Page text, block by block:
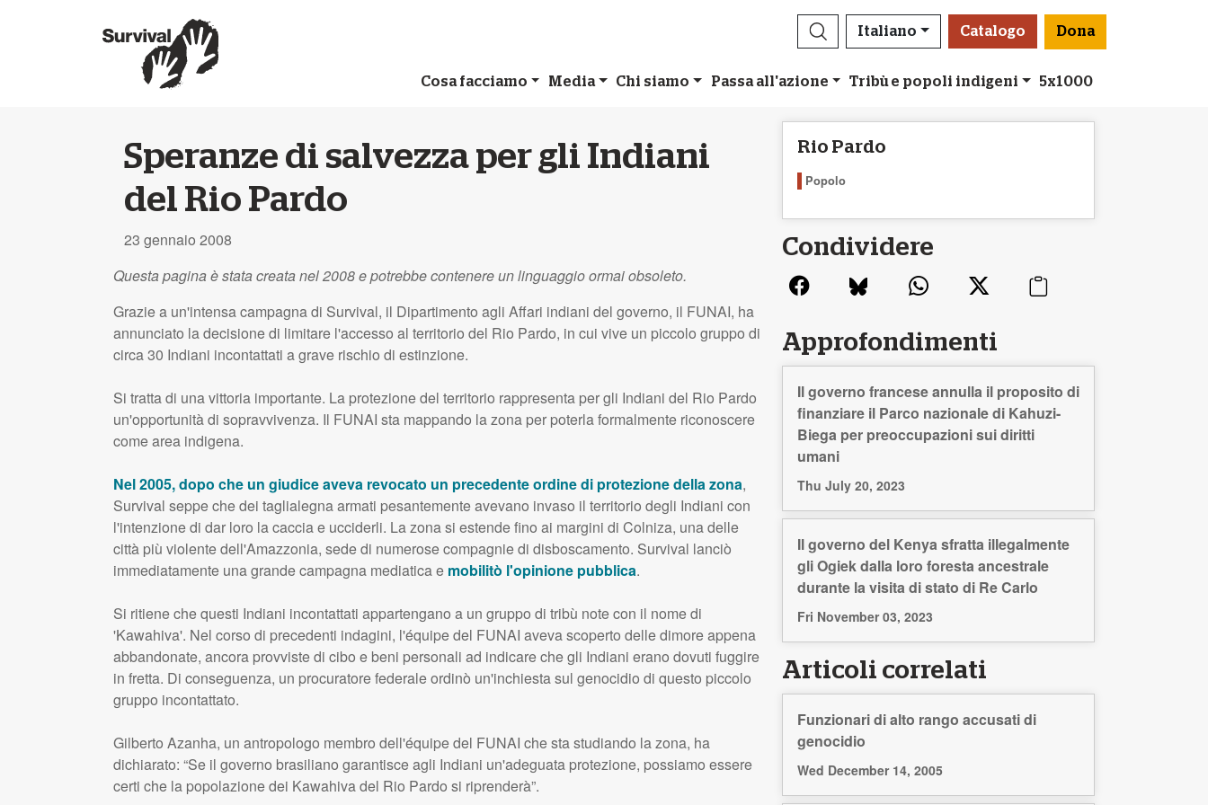
Italiano Catalogo Dona
Cosa facciamo Media Chi siamo Passa all'azione Tribù e popoli indigeni 5x1000
Speranze di salvezza per gli Indiani
del Rio Pardo
23 gennaio 2008
Questa pagina è stata creata nel 2008 e potrebbe contenere un linguaggio ormai obsoleto.
Grazie a un'intensa campagna di Survival, il Dipartimento agli Affari indiani del governo, il FUNAI, ha
annunciato la decisione di limitare l'accesso al territorio del Rio Pardo, in cui vive un piccolo gruppo di
circa 30 Indiani incontattati a grave rischio di estinzione.
Si tratta di una vittoria importante. La protezione del territorio rappresenta per gli Indiani del Rio Pardo
un'opportunità di sopravvivenza. Il FUNAI sta mappando la zona per poterla formalmente riconoscere
come area indigena.
Nel 2005, dopo che un giudice aveva revocato un precedente ordine di protezione della zona,
Survival seppe che dei taglialegna armati pesantemente avevano invaso il territorio degli Indiani con
l'intenzione di dar loro la caccia e ucciderli. La zona si estende fino ai margini di Colniza, una delle
città più violente dell'Amazzonia, sede di numerose compagnie di disboscamento. Survival lanciò
immediatamente una grande campagna mediatica e mobilitò l'opinione pubblica.
Si ritiene che questi Indiani incontattati appartengano a un gruppo di tribù note con il nome di
'Kawahiva'. Nel corso di precedenti indagini, l'équipe del FUNAI aveva scoperto delle dimore appena
abbandonate, ancora provviste di cibo e beni personali ad indicare che gli Indiani erano dovuti fuggire
in fretta. Di conseguenza, un procuratore federale ordinò un'inchiesta sul genocidio di questo piccolo
gruppo incontattato.
Gilberto Azanha, un antropologo membro dell'équipe del FUNAI che sta studiando la zona, ha
dichiarato: “Se il governo brasiliano garantisce agli Indiani un'adeguata protezione, possiamo essere
certi che la popolazione dei Kawahiva del Rio Pardo si riprenderà”.
Rio Pardo
Popolo
Condividere
Approfondimenti
Il governo francese annulla il proposito di
finanziare il Parco nazionale di Kahuzi-
Biega per preoccupazioni sui diritti
umani
Thu July 20, 2023
Il governo del Kenya sfratta illegalmente
gli Ogiek dalla loro foresta ancestrale
durante la visita di stato di Re Carlo
Fri November 03, 2023
Articoli correlati
Funzionari di alto rango accusati di
genocidio
Wed December 14, 2005